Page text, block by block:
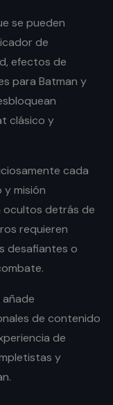
se pueden
de
efectos de
para Batman y
clásico y
cada
y misión
ocultos detrás de
requieren
desafiantes o
de contenido
de
y